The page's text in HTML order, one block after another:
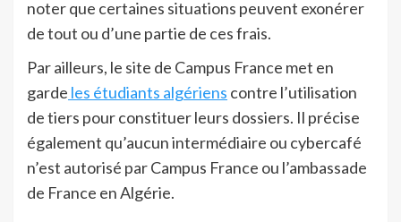
noter que certaines situations peuvent exonérer
de tout ou d’une partie de ces frais.
Par ailleurs, le site de Campus France met en
garde les étudiants algériens contre l’utilisation
de tiers pour constituer leurs dossiers. Il précise
également qu’aucun intermédiaire ou cybercafé
n’est autorisé par Campus France ou l’ambassade
de France en Algérie.